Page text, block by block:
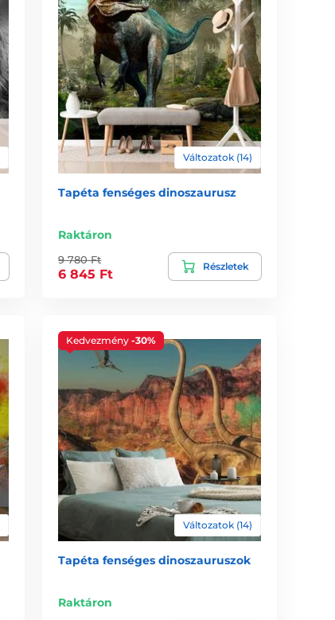
Változatok (14)
Tapéta fenséges dinoszaurusz
Raktáron
9 780 Ft
6 845 Ft
Részletek
Kedvezmény-30%
Változatok (14)
Tapéta fenséges dinoszauruszok
Raktáron